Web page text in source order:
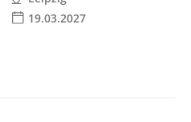
19.03.2027